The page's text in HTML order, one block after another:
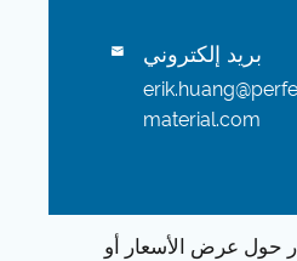
 بريد إلكتروني
material.com
حول عرض الأسعار أو